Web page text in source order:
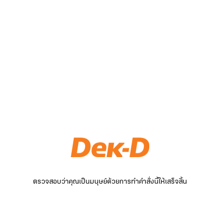
ตรวจสอบว่าคุณเป็นมนุษย์ด้วยการทำคำสั่งนี้ให้เสร็จสิ้น